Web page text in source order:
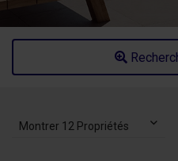
Montrer 12 Propriétés